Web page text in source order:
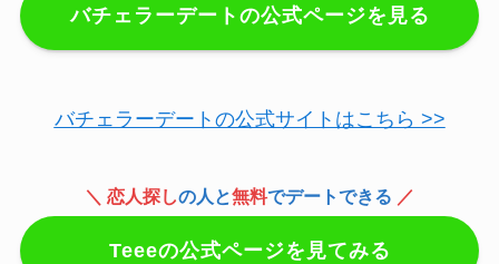
バチェラーデートの公式ページを見る
バチェラーデートの公式サイトはこちら >>
＼ 恋人探しの人と無料でデートできる ／
Teeeの公式ページを見てみる